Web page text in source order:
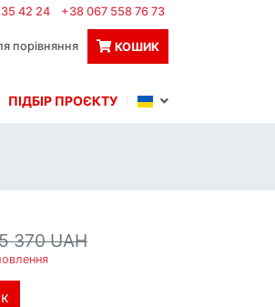
42 24 +38 067 558 76 73
порівняння КОШИК
ПІДБІР ПРОЄКТУ
370 UAH